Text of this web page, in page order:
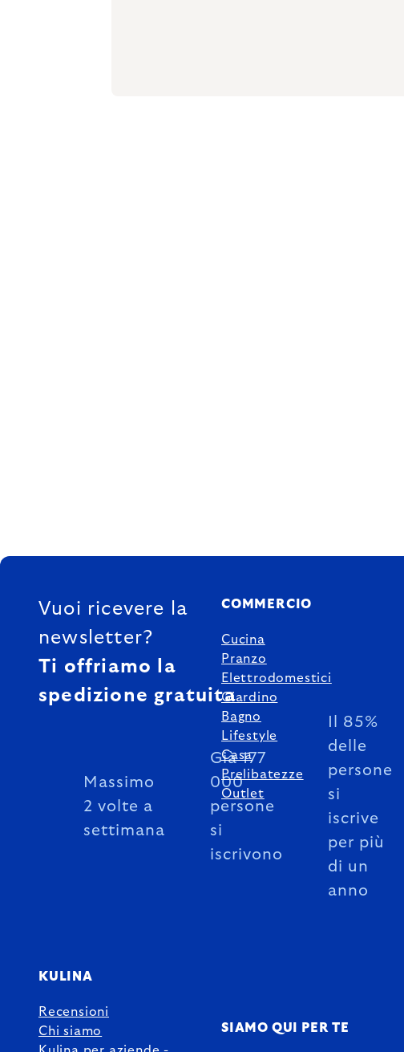
FOOTER
Vuoi ricevere la
newsletter?
Ti offriamo la
spedizione gratuita
Massimo
2 volte a
settimana
Già 177
000
persone
si
iscrivono
Il 85%
delle
persone
si
iscrive
per più
di un
anno
COMMERCIO
Cucina
Pranzo
Elettrodomestici
Giardino
Bagno
Lifestyle
Casa
Prelibatezze
Outlet
KULINA
Recensioni
Chi siamo
SIAMO QUI PER TE